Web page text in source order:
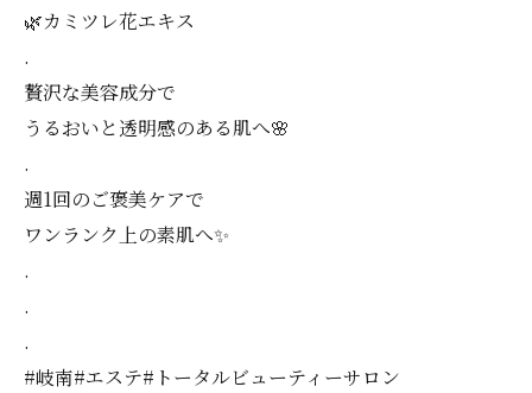
🌿カミツレ花エキス
.
贅沢な美容成分で
うるおいと透明感のある肌へ🌸
.
週1回のご褒美ケアで
ワンランク上の素肌へ✨
.
.
.
#岐南#エステ#トータルビューティーサロン